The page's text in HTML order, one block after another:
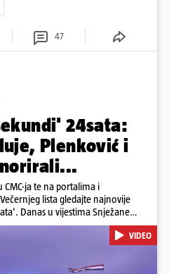
47
24sata:
Plenković i
CMC-ja te na portalima i
lista gledajte najnovije
Danas u vijestima Snježane
obljetnicu Oluje, a pažnju je
Zorana Milanovića i premijera
i detalje o većim
obitelji Hrvata u komi u Irskoj,
VIDEO